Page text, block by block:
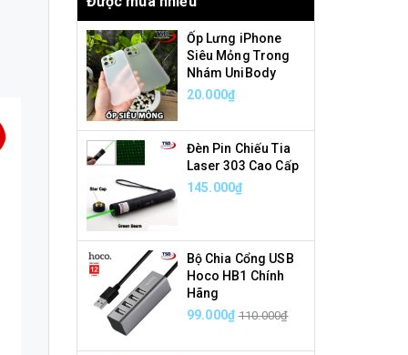
Ốp Lưng iPhone
Siêu Mỏng Trong
Nhám UniBody
20.000₫
Đèn Pin Chiếu Tia
Laser 303 Cao Cấp
145.000₫
Bộ Chia Cổng USB
Hoco HB1 Chính
Hãng
99.000₫ 110.000₫